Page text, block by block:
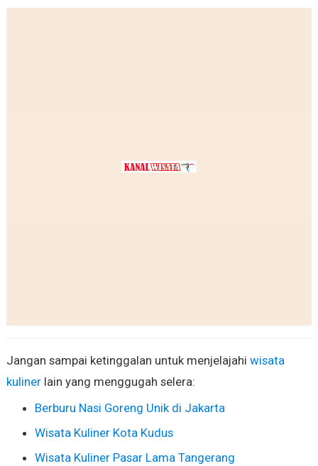
Jangan sampai ketinggalan untuk menjelajahi wisata
kulinerlain yang menggugah selera:
Berburu Nasi Goreng Unik di Jakarta
Wisata Kuliner Kota Kudus
Wisata Kuliner Pasar Lama Tangerang